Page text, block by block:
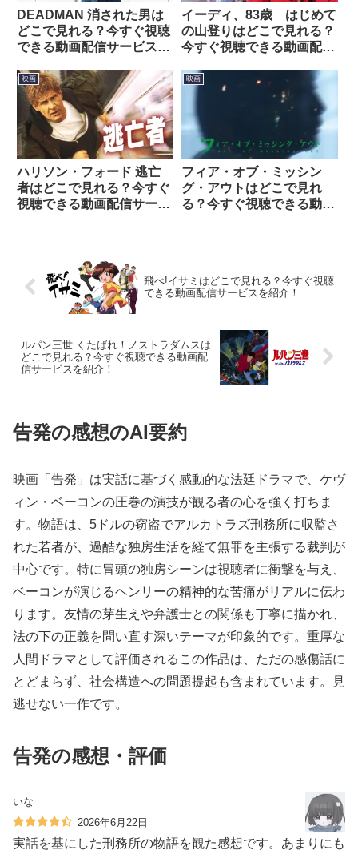
DEADMAN 消された男は
どこで見れる？今すぐ視聴
できる動画配信サービスを
イーディ、83歳 はじめて
の山登りはどこで見れる？
今すぐ視聴できる動画配信
映画
ハリソン・フォード 逃亡
者はどこで見れる？今すぐ
視聴できる動画配信サービ
映画
フィア・オブ・ミッシン
グ・アウトはどこで見れ
る？今すぐ視聴できる動画
飛べ!イサミはどこで見れる？今すぐ視聴
できる動画配信サービスを紹介！
ルパン三世 くたばれ！ノストラダムスは
どこで見れる？今すぐ視聴できる動画配
信サービスを紹介！
告発の感想のAI要約
映画「告発」は実話に基づく感動的な法廷ドラマで、ケヴ
ィン・ベーコンの圧巻の演技が観る者の心を強く打ちま
す。物語は、5ドルの窃盗でアルカトラズ刑務所に収監さ
れた若者が、過酷な独房生活を経て無罪を主張する裁判が
中心です。特に冒頭の独房シーンは視聴者に衝撃を与え、
ベーコンが演じるヘンリーの精神的な苦痛がリアルに伝わ
ります。友情の芽生えや弁護士との関係も丁寧に描かれ、
法の下の正義を問い直す深いテーマが印象的です。重厚な
人間ドラマとして評価されるこの作品は、ただの感傷話に
とどまらず、社会構造への問題提起も含まれています。見
逃せない一作です。
告発の感想・評価
いな
2026年6月22日
実話を基にした刑務所の物語を観た感想です。あまりにも